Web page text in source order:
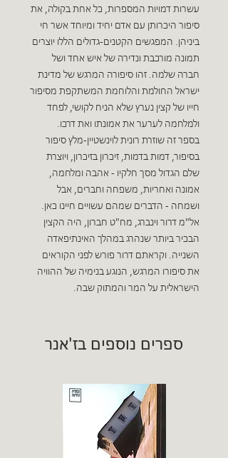
עשרות דמויות המספרות, כל אחת בקולה, את
סיפור היכרותן עם אדם יחיד ומיוחד אשר חי
ביניהן. המפגשים הקטנים-גדולים הללו יוצרים
תמונה מורכבת ונדירה של איש אחד ושל
חברה שלמה. זהו סיפורה המרגש של מדינת
ישראל החולמת והלוחמת המשתקפת מסיפור
חייו של קצין נערץ שלא הניח לקושי, לפחד
ולמלחמה לערער את אמונתו ואת דרכו.
בספר זה שוזרת רונית לוינשטיין-מלץ סיפור
בסיפור, דמות בדמות, זיכרון בזיכרון, ויוצרת
שלם הגדול מסך חלקיו - אהבה ומלחמה,
אמונה ואחריות, משפחה וחברים, אבל
ושמחה - הדברים שמהם עשויים חיינו כאן.
אל"מ דרור וינברג, מח"ט חברון, היה הקצין
הבכיר ביותר שנהרג במהלך האינתיפאדה
השנייה. וקראתם דרור פורש לפני הקוראים
את סיפורו המרגש, הנוגע בנימיה של ההוויה
הישראלית על המר והמתוק שבה.
ספרים נוספים בז'אנר